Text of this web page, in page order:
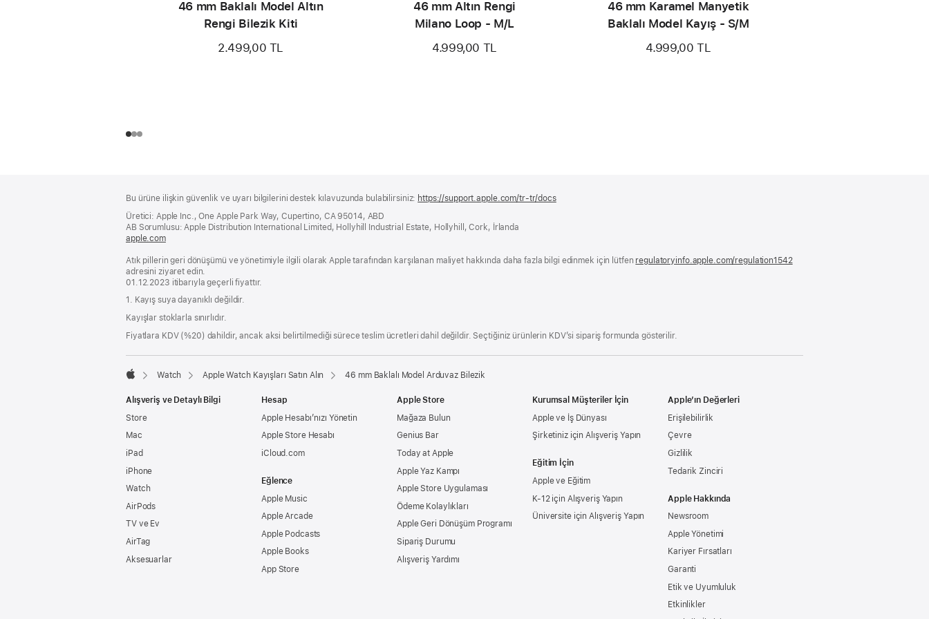
46 mm Baklalı Model Altın
Rengi Bilezik Kiti
2.499,00 TL
46 mm Altın Rengi
Milano Loop - M/L
4.999,00 TL
46 mm Karamel Manyetik
Baklalı Model Kayış - S/M
4.999,00 TL
Bilgi
Bu ürüne ilişkin güvenlik ve uyarı bilgilerini destek kılavuzunda bulabilirsiniz: https://support.apple.com/tr-tr/docs(yeni
Üretici: Apple Inc., One Apple Park Way, Cupertino, CA 95014, ABD
AB Sorumlusu: Apple Distribution International Limited, Hollyhill Industrial Estate, Hollyhill, Cork, İrlanda
apple.com(yeni
pencerede
açılır)
Atık pillerin geri dönüşümü ve yönetimiyle ilgili olarak Apple tarafından karşılanan maliyet hakkında daha fazla bilgi edinmek için lütfen regulatoryinfo.apple.com/regulation1542(yeni
adresini ziyaret edin.
01.12.2023 itibarıyla geçerli fiyattır.
1. Kayış suya dayanıklı değildir.
Kayışlar stoklarla sınırlıdır.
Fiyatlara KDV (%20) dahildir, ancak aksi belirtilmediği sürece teslim ücretleri dahil değildir. Seçtiğiniz ürünlerin KDV’si sipariş formunda gösterilir.
Watch Apple Watch Kayışları Satın Alın 46 mm Baklalı Model Arduvaz Bilezik
Alışveriş ve Detaylı Bilgi
Store
Mac
iPad
iPhone
Watch
AirPods
TV ve Ev
AirTag
Aksesuarlar
Hesap
Apple Hesabı’nızı Yönetin
Apple Store Hesabı
iCloud.com
Eğlence
Apple Music
Apple Arcade
Apple Podcasts
Apple Books
App Store
Apple Store
Mağaza Bulun
Genius Bar
Today at Apple
Apple Yaz Kampı
Apple Store Uygulaması
Ödeme Kolaylıkları
Apple Geri Dönüşüm Programı
Sipariş Durumu
Alışveriş Yardımı
Kurumsal Müşteriler İçin
Apple ve İş Dünyası
Şirketiniz için Alışveriş Yapın
Eğitim İçin
Apple ve Eğitim
K-12 için Alışveriş Yapın
Üniversite için Alışveriş Yapın
Apple’ın Değerleri
Erişilebilirlik
Çevre
Gizlilik
Tedarik Zinciri
Apple Hakkında
Newsroom
Apple Yönetimi
Kariyer Fırsatları
Garanti
Etik ve Uyumluluk
Etkinlikler